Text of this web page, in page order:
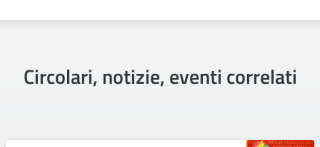
Circolari, notizie, eventi correlati